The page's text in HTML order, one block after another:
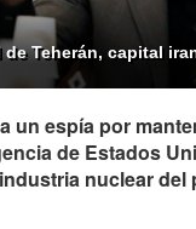
Teherán, capital
un espía por
de Estados
nuclear del